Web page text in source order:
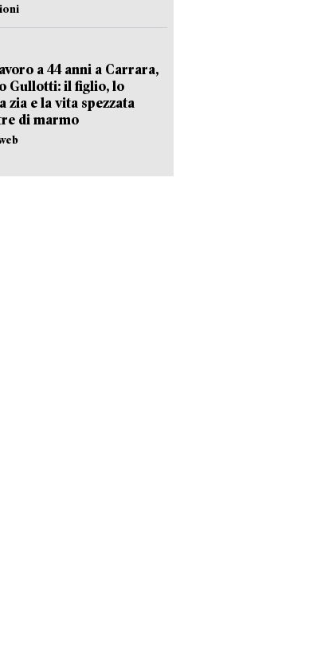
a 44 anni a Carrara,
Gullotti: il figlio, lo
zia e la vita spezzata
di marmo